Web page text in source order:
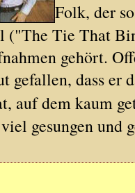
Folk, der
("The Tie That
gehört.
gefallen, dass er
auf dem kaum
gesungen